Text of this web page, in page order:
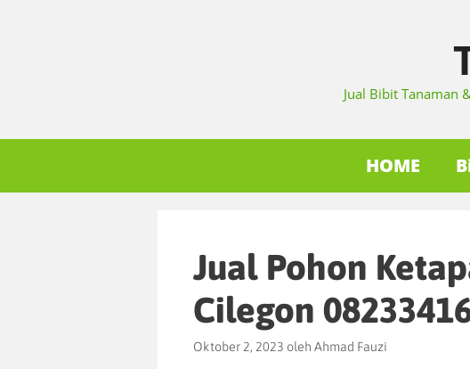
Jual Bibit Tanaman
HOME
Jual Pohon
Cilegon
Oktober 2, 2023 oleh Ahmad Fauzi